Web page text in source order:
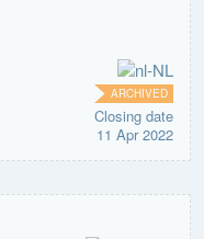
ARCHIVED
Closing date
11 Apr 2022